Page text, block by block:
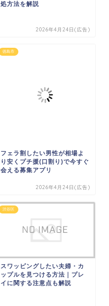
処方法を解説
2026年4月24日(広告)
徳島市
フェラ割したい男性が相場よ
り安くプチ援(口割り)で今すぐ
会える募集アプリ
2026年4月24日(広告)
渋谷区
スワッピングしたい夫婦・カ
ップルを見つける方法｜プレ
イに関する注意点も解説